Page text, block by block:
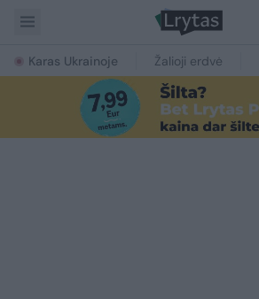
Karas Ukrainoje Žalioji erdvė